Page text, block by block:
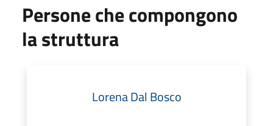
Persone che compongono
la struttura
Lorena Dal Bosco